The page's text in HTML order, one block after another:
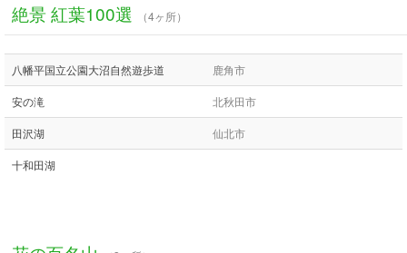
絶景 紅葉100選 （4ヶ所）
八幡平国立公園大沼自然遊歩道 鹿角市
安の滝 北秋田市
田沢湖 仙北市
十和田湖